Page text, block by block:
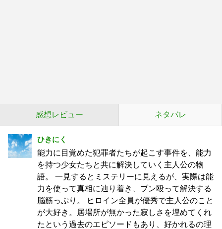
感想レビュー ネタバレ
ひきにく
能力に目覚めた犯罪者たちが起こす事件を、能力
を持つ少女たちと共に解決していく主人公の物
語。 一見するとミステリーに見えるが、実際は能
力を使って真相に辿り着き、ブン殴って解決する
脳筋っぷり。 ヒロイン全員が優秀で主人公のこと
が大好き。居場所が無かった寂しさを埋めてくれ
たという過去のエピソードもあり、好かれるの理